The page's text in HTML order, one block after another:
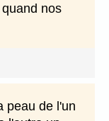
nos
peau de l'un